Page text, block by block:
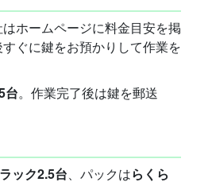
ホームページに料金目安を掲
ぐに鍵をお預かりして作業を
台。作業完了後は鍵を郵送
ック2.5台、パックはらくら